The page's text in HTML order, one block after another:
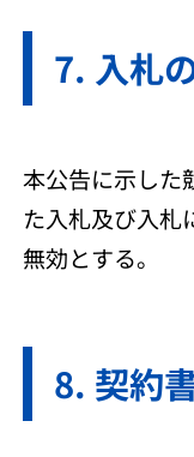
入札
本公告に示した
た入札及び入札
無効とする。
契約